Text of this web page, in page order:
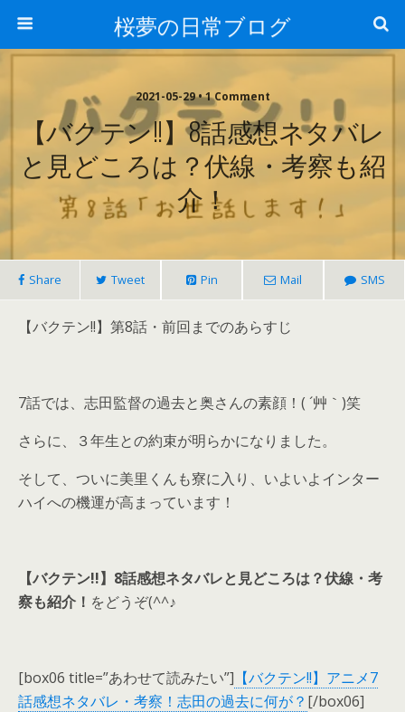
桜夢の日常ブログ
2021-05-29 • 1 Comment
【バクテン!!】8話感想ネタバレ
と見どころは？伏線・考察も紹
介！
Share Tweet Pin Mail SMS
【バクテン!!】第8話・前回までのあらすじ
7話では、志田監督の過去と奥さんの素顔！( ´艸｀)笑
さらに、３年生との約束が明らかになりました。
そして、ついに美里くんも寮に入り、いよいよインター
ハイへの機運が高まっています！
【バクテン!!】8話感想ネタバレと見どころは？伏線・考
察も紹介！ をどうぞ(^^♪
[box06 title=”あわせて読みたい”] 【バクテン!!】アニメ7
話感想ネタバレ・考察！志田の過去に何が？ [/box06]